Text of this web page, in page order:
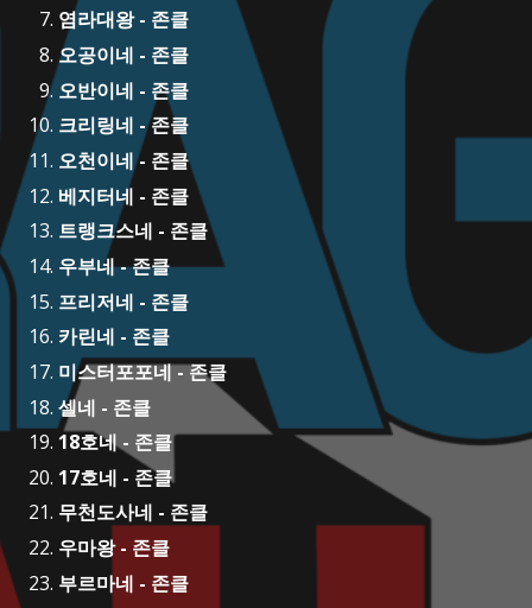
염라대왕 - 존클
오공이네 - 존클
오반이네 - 존클
크리링네 - 존클
오천이네 - 존클
베지터네 - 존클
트랭크스네 - 존클
우부네 - 존클
프리저네 - 존클
카린네 - 존클
미스터포포네 - 존클
셀네 - 존클
18호네 - 존클
17호네 - 존클
무천도사네 - 존클
우마왕 - 존클
부르마네 - 존클